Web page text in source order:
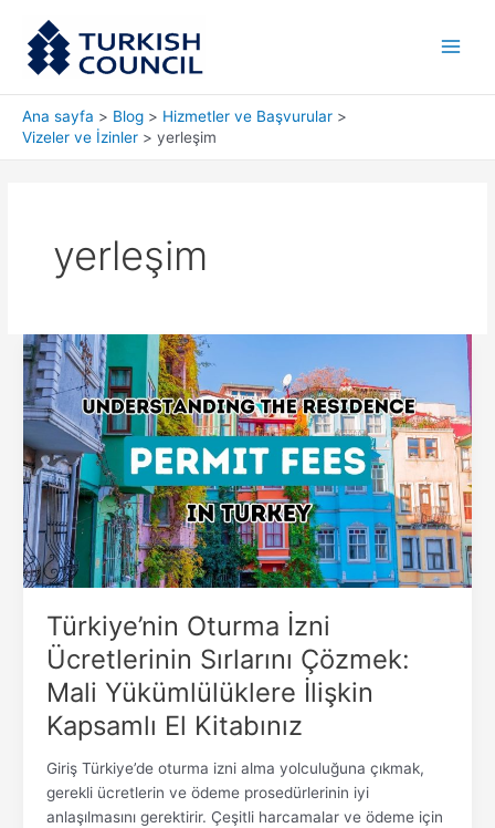
Ana sayfa Blog
Hizmetler ve Başvurular
Vizeler ve İzinler
yerleşim
yerleşim
Türkiye’nin Oturma İzni
Ücretlerinin Sırlarını Çözmek:
Mali Yükümlülüklere İlişkin
Kapsamlı El Kitabınız
Giriş Türkiye’de oturma izni alma yolculuğuna çıkmak,
gerekli ücretlerin ve ödeme prosedürlerinin iyi
anlaşılmasını gerektirir. Çeşitli harcamalar ve ödeme için
Türkiye’nin
Oturma
İzni
Ücretlerinin
Sırlarını
Çözmek:
Mali
Yükümlülüklere
İlişkin
Kapsamlı
El
Kitabınız